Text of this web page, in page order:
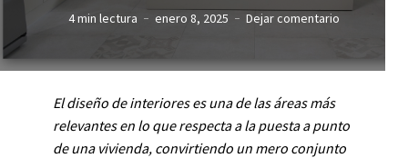
4 min lectura enero 8, 2025 Dejar comentario
El diseño de interiores es una de las áreas más
relevantes en lo que respecta a la puesta a punto
de una vivienda, convirtiendo un mero conjunto